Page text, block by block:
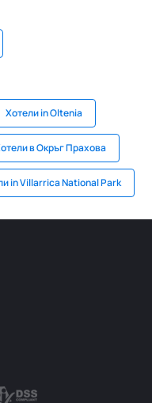
Хотели in Oltenia
в Окръг Прахова
in Villarrica National Park